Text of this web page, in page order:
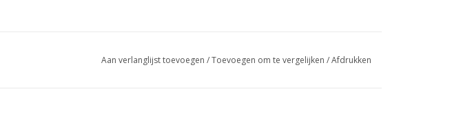
Aan verlanglijst toevoegen /Toevoegen om te vergelijken /Afdrukken